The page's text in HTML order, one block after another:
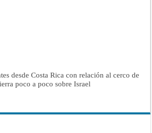
desde Costa Rica con relación al cerco de
poco a poco sobre Israel